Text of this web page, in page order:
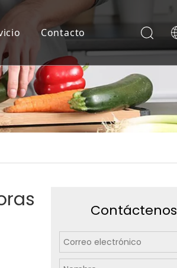
Contacto
Contáctenos